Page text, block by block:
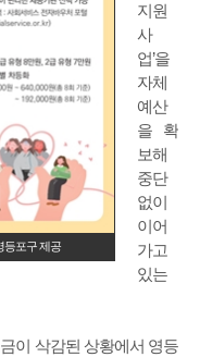
등포구 제공
지원
사
업’을
자체
예산
을 확
보해
중단
없이
이어
가고
있는
이 삭감된 상황에서 영등